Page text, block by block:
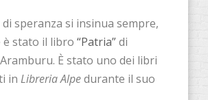
speranza si insinua sempre,
è stato il libro “Patria”di
È stato uno dei libri
in Libreria Alpedurante il suo